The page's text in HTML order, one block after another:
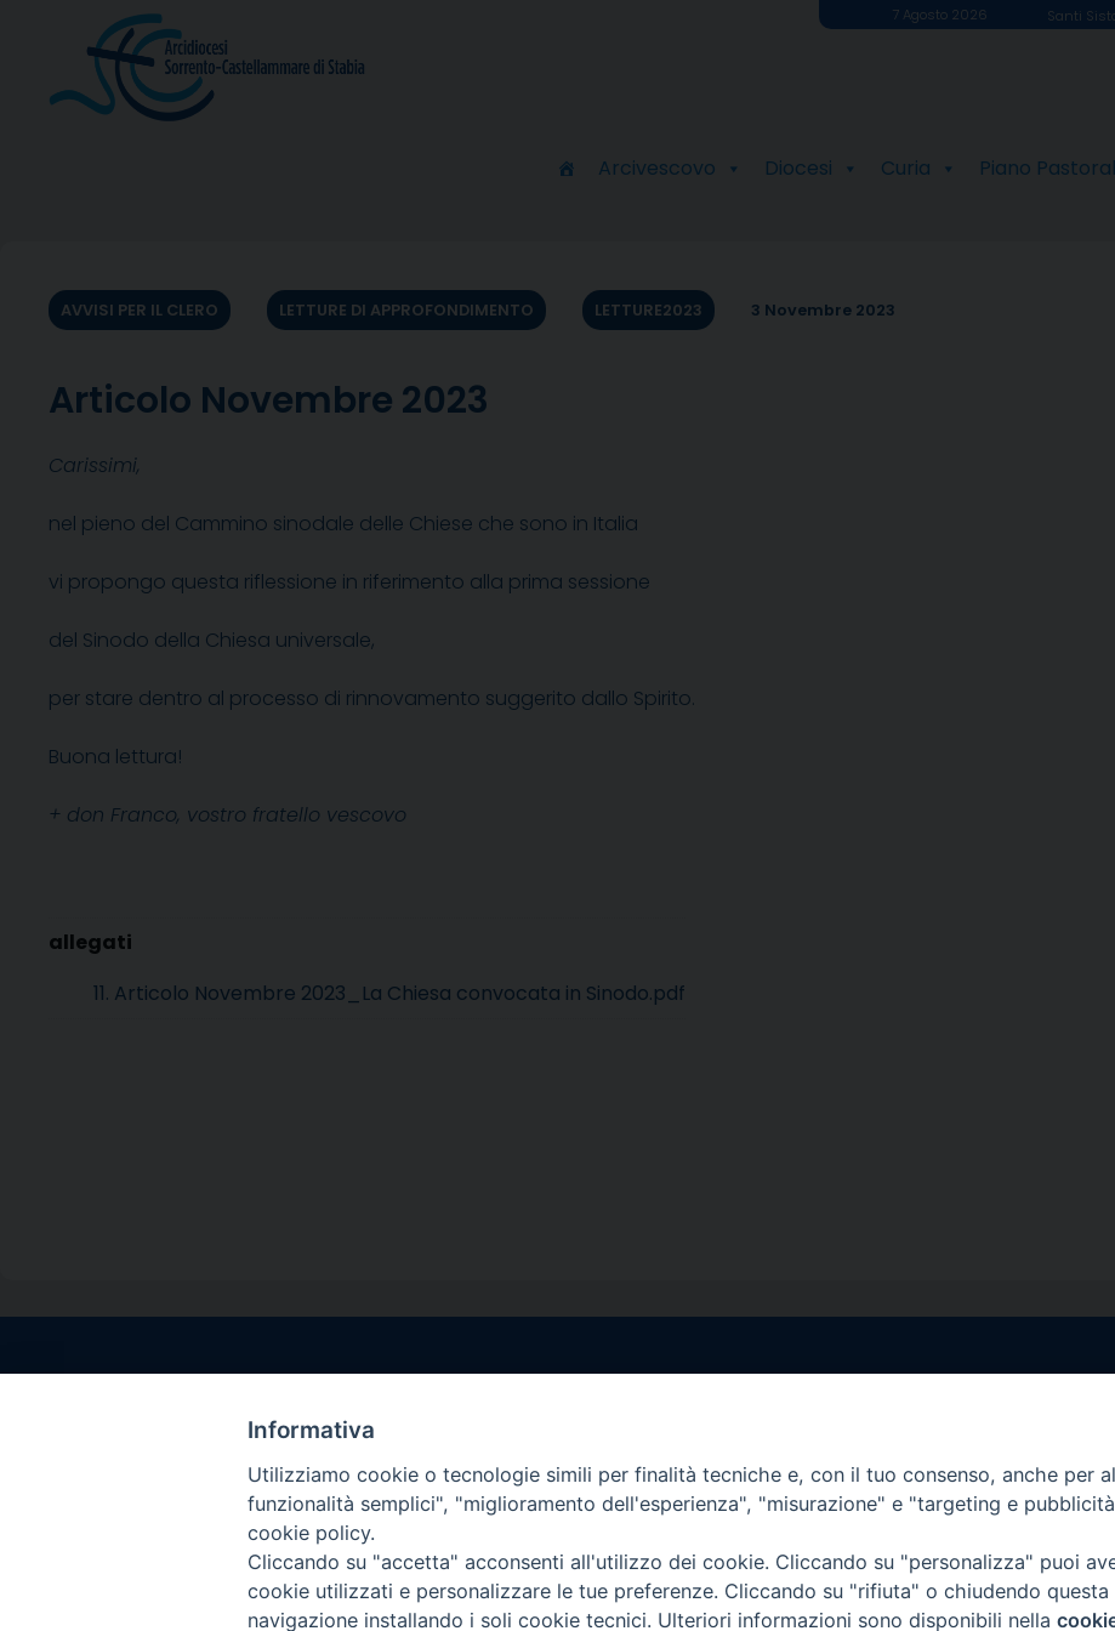
7 Agosto 2026 Santi
Arcivescovo Diocesi Curia Piano
AVVISI PER IL CLERO LETTURE DI APPROFONDIMENTO LETTURE2023 3 Novembre 2023
Articolo Novembre 2023
Carissimi,
nel pieno del Cammino sinodale delle Chiese che sono in Italia
vi propongo questa riflessione in riferimento alla prima sessione
del Sinodo della Chiesa universale,
per stare dentro al processo di rinnovamento suggerito dallo Spirito.
Buona lettura!
+ don Franco, vostro fratello vescovo
11. Articolo Novembre 2023_La Chiesa convocata in Sinodo.pdf
Via Santa Maria della Pietà, 44 – 80067
Sorrento (NA)
tel. 0818781244
Giorni ed Orari Apertura Uffici:
Venerdì ore 09:30 – 12:30
———————————————————–
PEC:diocesisorrentocastellammare@pec.it
tel. 0818714501
Giorni ed Orari Apertura
Uffici Matrimoni:
Lunedì e Mercoledì ore 09:30 –
Informativa
Utilizziamo cookie o tecnologie simili per finalità tecniche e, con il tuo consenso, anche per
funzionalità semplici", "miglioramento dell'esperienza", "misurazione" e "targeting e
cookie policy.
Cliccando su "accetta" acconsenti all'utilizzo dei cookie. Cliccando su "personalizza" puoi
cookie utilizzati e personalizzare le tue preferenze. Cliccando su "rifiuta" o chiudendo
navigazione installando i soli cookie tecnici. Ulteriori informazioni sono disponibili nella